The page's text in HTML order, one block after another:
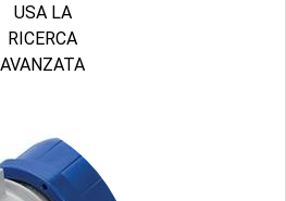
USA LA
RICERCA
AVANZATA